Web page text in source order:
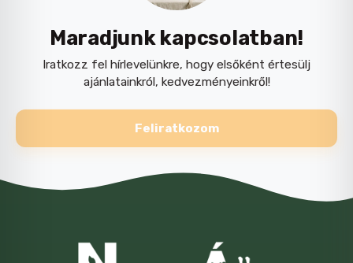
Maradjunk kapcsolatban!
Iratkozz fel hírlevelünkre, hogy elsőként értesülj
ajánlatainkról, kedvezményeinkről!
Feliratkozom